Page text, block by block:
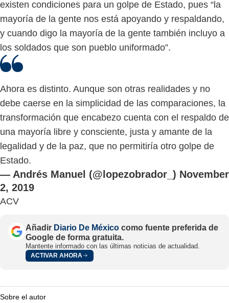
existen condiciones para un golpe de Estado, pues “la
mayoría de la gente nos está apoyando y respaldando,
y cuando digo la mayoría de la gente también incluyo a
los soldados que son pueblo uniformado”.
Ahora es distinto. Aunque son otras realidades y no
debe caerse en la simplicidad de las comparaciones, la
transformación que encabezo cuenta con el respaldo de
una mayoría libre y consciente, justa y amante de la
legalidad y de la paz, que no permitiría otro golpe de
Estado.
— Andrés Manuel (@lopezobrador_) November
2, 2019
ACV
Añadir Diario De México como fuente preferida de
Google de forma gratuita.
Mantente informado con las últimas noticias de actualidad.
ACTIVAR AHORA
Sobre el autor